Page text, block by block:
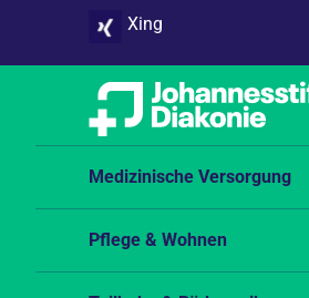
Xing
Medizinische Versorgung
Pflege & Wohnen